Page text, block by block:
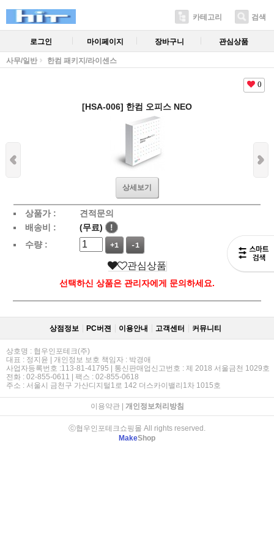
카테고리 검색
로그인 마이페이지 장바구니 관심상품
사무/일반 한컴 패키지/라이센스
0
[HSA-006] 한컴 오피스 NEO
상세보기
상품가 :
견적문의
배송비 :
(무료)
!
수량 :
+1 -1
관심상품
선택하신 상품은 관리자에게 문의하세요.
상점정보 PC버젼 이용안내 고객센터 커뮤니티
상호명 : 협우인포테크(주)
대표 : 정지윤 | 개인정보 보호 책임자 : 박경애
사업자등록번호 :113-81-41795 | 통신판매업신고번호 : 제 2018 서울금천 1029호
전화 : 02-855-0611 | 팩스 : 02-855-0618
주소 : 서울시 금천구 가산디지털1로 142 더스카이밸리1차 1015호
이용약관| 개인정보처리방침
ⓒ협우인포테크쇼핑몰 All rights reserved.
MakeShop